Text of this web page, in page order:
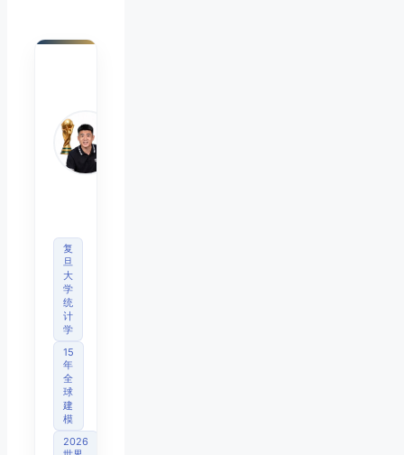
复
旦
大
学
统
计
学
15
年
全
球
建
模
2026